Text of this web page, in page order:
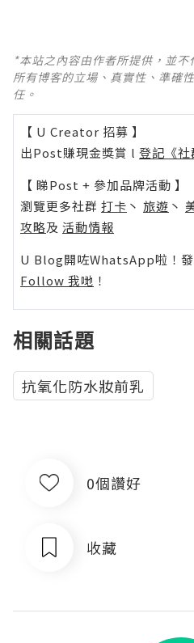
*本站之內容由作者所提供，並
所有博客的立場、真實性、準確
任。
【 U Creator 招募 】
出Post賺現金獎賞 l 登記《社
【 睇Post + 參加品牌活動 】
瀏覽更多社群 打卡 丶 旅遊 丶
攻略及 活動情報
U Blog開咗WhatsApp啦！發
Follow 我哋 ！
相關話題
抗氧化防水妝前乳
0個讚好
收藏